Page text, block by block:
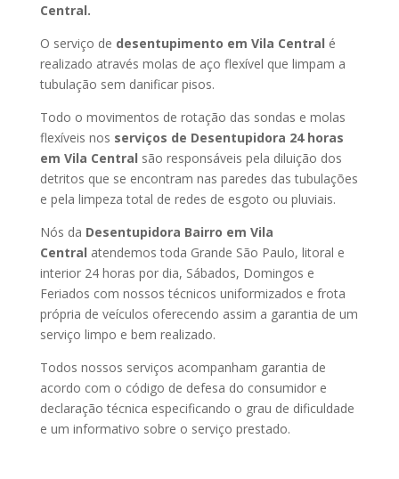
Central.
O serviço de desentupimento em Vila Central é
realizado através molas de aço flexível que limpam a
tubulação sem danificar pisos.
Todo o movimentos de rotação das sondas e molas
flexíveis nos serviços de Desentupidora 24 horas
em Vila Central são responsáveis pela diluição dos
detritos que se encontram nas paredes das tubulações
e pela limpeza total de redes de esgoto ou pluviais.
Nós da Desentupidora Bairro em Vila
Central atendemos toda Grande São Paulo, litoral e
interior 24 horas por dia, Sábados, Domingos e
Feriados com nossos técnicos uniformizados e frota
própria de veículos oferecendo assim a garantia de um
serviço limpo e bem realizado.
Todos nossos serviços acompanham garantia de
acordo com o código de defesa do consumidor e
declaração técnica especificando o grau de dificuldade
e um informativo sobre o serviço prestado.